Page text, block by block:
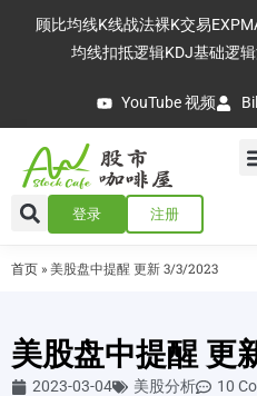
顾比均线K线战法裸K交易
均线扣抵逻辑KDJ基础逻辑
YouTube 视频
登录 注册
首页 » 美股盘中提醒 更新 3/3/2023
美股盘中提醒 更
2023-03-04 美股分析 10